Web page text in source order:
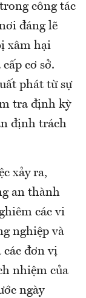
công tác
đáng lẽ
xâm hại
cơ sở.
phát từ sự
tra định kỳ
định trách
xảy ra,
an thành
các vi
nghiệp và
đơn vị
nhiệm của
ngày